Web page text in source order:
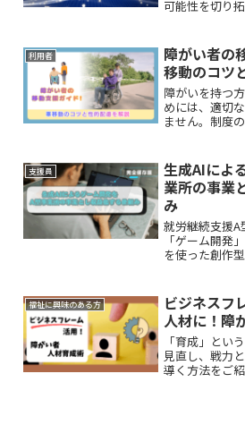
可能性を切り
イントを解説
利用者
障がい者の
移動のコツ
障がいを持つ
めには、適切
ません。制度
動支援の仕組
慮を解説しま
支援員
生成AIによ
業所の事業
み
就労継続支援A
「ゲーム開発
を使った創作
はその事業化
す。
福祉に興味のある方
ビジネスフ
人材に！障
「育成」とい
見直し、戦力
導く方法をご紹